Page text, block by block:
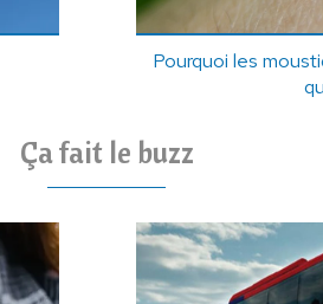
Pourquoi les
Ça fait le buzz